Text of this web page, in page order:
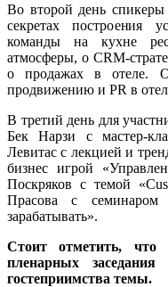
Во второй день спикеры
секретах построения
команды на кухне
атмосферы, о CRM-
о продажах в отеле.
продвижению и PR в
В третий день для
Бек Нарзи с мастер-
Левитас с лекцией и
бизнес игрой
Поскряков с темой
Прасова с семинаром
зарабатывать».
Стоит отметить,
пленарных
гостеприимства темы.